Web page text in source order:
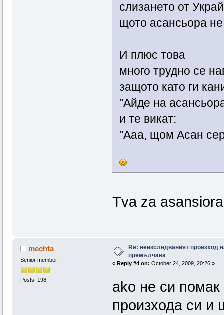
слизането от
щото асансьора
И плюс това
много трудно се
защото като ги
"Айде на
и те викат:
"Ааа, щом Асан
Tva za
mechta
Senior member
Posts: 198
Re: неизследваният произход
премълчава
« Reply #4 on: October 24, 2009, 20:26 »
ako не си
произхода си и